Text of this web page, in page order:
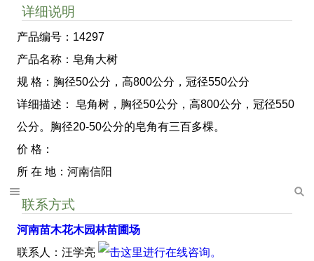
详细说明
产品编号：14297
产品名称：皂角大树
规 格：胸径50公分，高800公分，冠径550公分
详细描述： 皂角树，胸径50公分，高800公分，冠径550
公分。胸径20-50公分的皂角有三百多棵。
价 格：
所 在 地：河南信阳
联系方式
河南苗木花木园林苗圃场
联系人：汪学亮